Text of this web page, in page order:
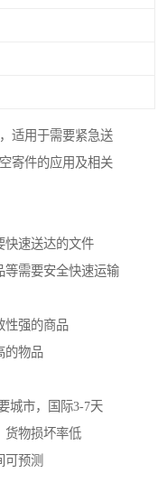
适用于需要紧急送
寄件的应用及相关
速送达的文件
需要安全快速运输
性强的商品
的物品
城市，国际3-7天
货物损坏率低
可预测